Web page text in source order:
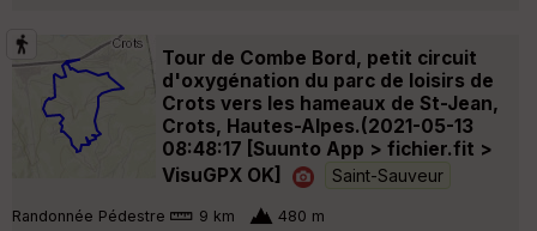
Tour de Combe Bord, petit circuit
d'oxygénation du parc de loisirs de
Crots vers les hameaux de St-Jean,
Crots, Hautes-Alpes.(2021-05-13
08:48:17 [Suunto App > fichier.fit >
VisuGPX OK]
Saint-Sauveur
Randonnée Pédestre 9 km 480 m